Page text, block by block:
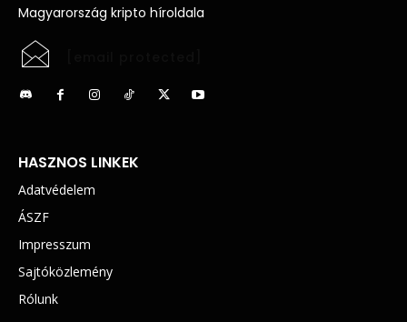
Magyarország kripto híroldala
HASZNOS LINKEK
Adatvédelem
ÁSZF
Impresszum
Sajtóközlemény
Rólunk